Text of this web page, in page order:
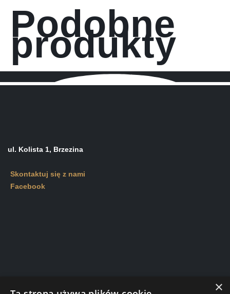
Podobne
produkty
ul. Kolista 1, Brzezina
Skontaktuj się z nami
Facebook
×